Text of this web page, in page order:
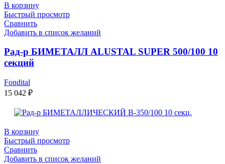
В корзину
Быстрый просмотр
Сравнить
Добавить в список желаний
Рад-р БИМЕТАЛЛ ALUSTAL SUPER 500/100 10
секций
Fondital
15 042 ₽
В корзину
Быстрый просмотр
Сравнить
Добавить в список желаний